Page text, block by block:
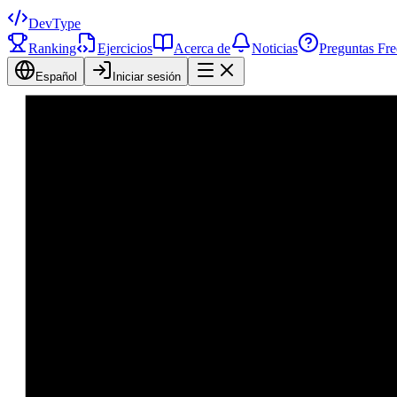
DevType
Ranking
Ejercicios Acerca de Noticias Preguntas
Español Iniciar sesión